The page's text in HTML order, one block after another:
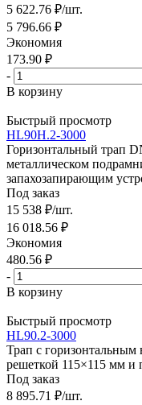
5 622.76 ₽/шт.
5 796.66 ₽
Экономия
173.90 ₽
-
В корзину
Быстрый просмотр
HL90H.2-3000
Горизонтальный трап
металлическом
запахозапирающим
Под заказ
15 538 ₽/шт.
16 018.56 ₽
Экономия
480.56 ₽
-
В корзину
Быстрый просмотр
HL90.2-3000
Трап с
решеткой 115×115 мм и
Под заказ
8 895.71 ₽/шт.